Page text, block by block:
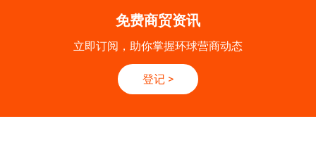
免费商贸资讯
立即订阅，助你掌握环球营商动态
登记 >